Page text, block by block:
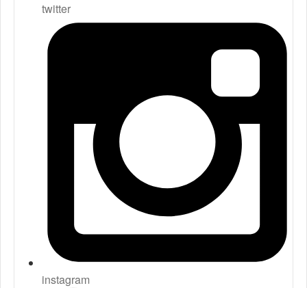
twitter
instagram